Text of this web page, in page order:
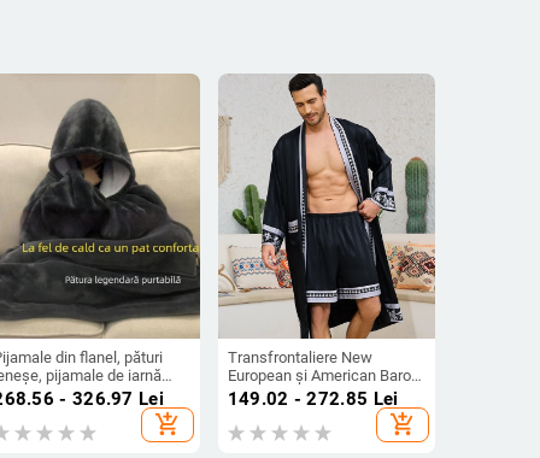
din flanel, pături
pijamale de iarnă
bărbați, catifea lejeră
și haine de casă cu glugă
pentru cupluri,
care pot fi purtate afară
- 326.97 Lei
add_shopping_cart
Transfrontaliere New
European și American Baroc
Satin Robe Shorts Suit
Cămașă de noapte Bărbați
Home Wear 3403 3397
149.02 - 272.85 Lei
add_shopping_cart